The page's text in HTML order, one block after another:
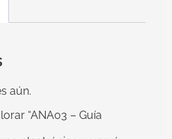
aún.
“ANA03 – Guía